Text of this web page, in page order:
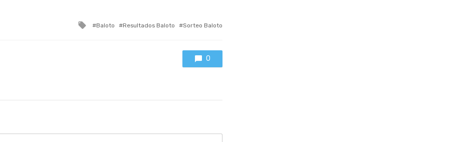
Tagged
Baloto Resultados Baloto Sorteo Baloto
0